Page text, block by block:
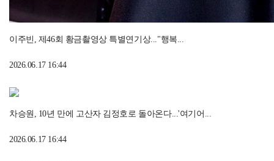
이주빈, 제46회 황금촬영상 특별연기상..."행복...
2026.06.17 16:44
차승원, 10년 만에 고산자 김정호로 돌아온다...'여기어...
2026.06.17 16:44